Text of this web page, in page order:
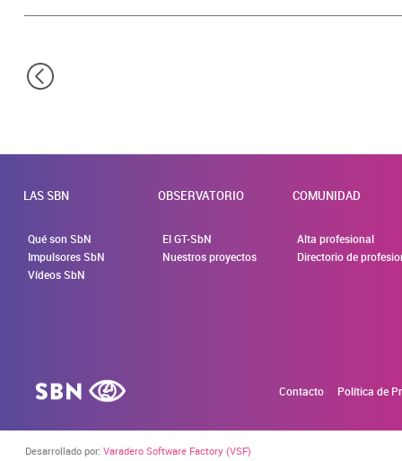
LAS SBN
Qué son SbN
Impulsores SbN
Vídeos SbN
OBSERVATORIO
El GT-SbN
Nuestros proyectos
COMUNIDAD
Alta profesional
Directorio de
Contacto Política de
Desarrollado por: Varadero Software Factory (VSF)